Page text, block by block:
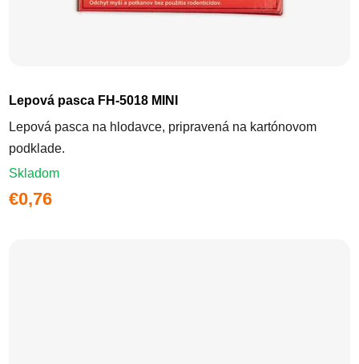
Lepová pasca FH-5018 MINI
Lepová pasca na hlodavce, pripravená na kartónovom
podklade.
Skladom
€0,76